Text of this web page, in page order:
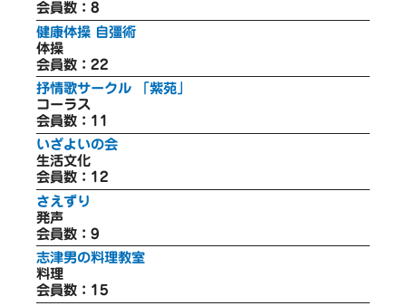
会員数：8
健康体操 自彊術
体操
会員数：22
抒情歌サークル 「紫苑」
コーラス
会員数：11
いざよいの会
生活文化
会員数：12
さえずり
発声
会員数：9
志津男の料理教室
料理
会員数：15